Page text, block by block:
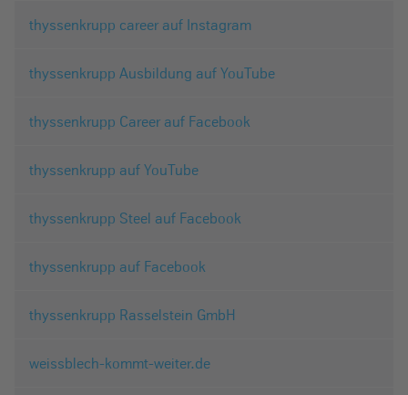
thyssenkrupp career auf Instagram
thyssenkrupp Ausbildung auf YouTube
thyssenkrupp Career auf Facebook
thyssenkrupp auf YouTube
thyssenkrupp Steel auf Facebook
thyssenkrupp auf Facebook
thyssenkrupp Rasselstein GmbH
weissblech-kommt-weiter.de